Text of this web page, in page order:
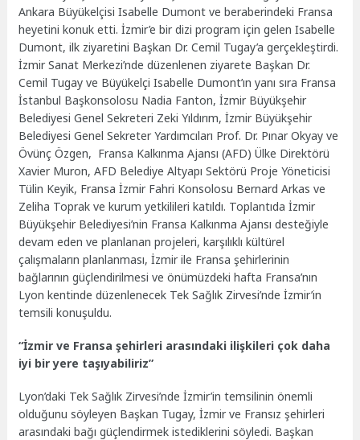
Ankara Büyükelçisi Isabelle Dumont ve beraberindeki Fransa
heyetini konuk etti. İzmir’e bir dizi program için gelen Isabelle
Dumont, ilk ziyaretini Başkan Dr. Cemil Tugay’a gerçekleştirdi.
İzmir Sanat Merkezi’nde düzenlenen ziyarete Başkan Dr.
Cemil Tugay ve Büyükelçi Isabelle Dumont’ın yanı sıra Fransa
İstanbul Başkonsolosu Nadia Fanton, İzmir Büyükşehir
Belediyesi Genel Sekreteri Zeki Yıldırım, İzmir Büyükşehir
Belediyesi Genel Sekreter Yardımcıları Prof. Dr. Pınar Okyay ve
Övünç Özgen, Fransa Kalkınma Ajansı (AFD) Ülke Direktörü
Xavier Muron, AFD Belediye Altyapı Sektörü Proje Yöneticisi
Tülin Keyik, Fransa İzmir Fahri Konsolosu Bernard Arkas ve
Zeliha Toprak ve kurum yetkilileri katıldı. Toplantıda İzmir
Büyükşehir Belediyesi’nin Fransa Kalkınma Ajansı desteğiyle
devam eden ve planlanan projeleri, karşılıklı kültürel
çalışmaların planlanması, İzmir ile Fransa şehirlerinin
bağlarının güçlendirilmesi ve önümüzdeki hafta Fransa’nın
Lyon kentinde düzenlenecek Tek Sağlık Zirvesi’nde İzmir’in
temsili konuşuldu.
“İzmir ve Fransa şehirleri arasındaki ilişkileri çok daha
iyi bir yere taşıyabiliriz”
Lyon’daki Tek Sağlık Zirvesi’nde İzmir’in temsilinin önemli
olduğunu söyleyen Başkan Tugay, İzmir ve Fransız şehirleri
arasındaki bağı güçlendirmek istediklerini söyledi. Başkan